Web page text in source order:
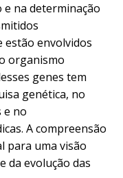
na determinação
estão envolvidos
organismo
genes tem
genética, no
e no
A compreensão
para uma visão
da evolução das